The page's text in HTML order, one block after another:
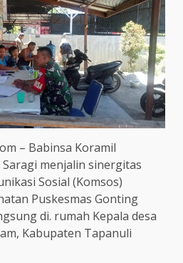
– Babinsa Koramil
menjalin sinergitas
Sosial (Komsos)
Puskesmas Gonting
di. rumah Kepala desa
Kabupaten Tapanuli